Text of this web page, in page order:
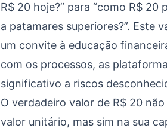
R$ 20 hoje?” para “como R$
a patamares superiores?”. Este
um convite à educação
com os processos, as
significativo a riscos
O verdadeiro valor de R$ 20
valor unitário, mas sim na sua